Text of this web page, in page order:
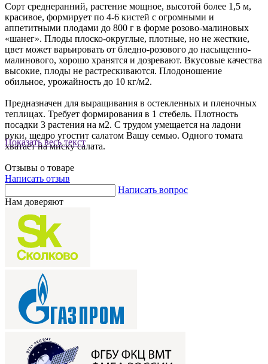
Показать весь текст
Сорт среднеранний, растение мощное, высотой более 1,5 м,
красивое, формирует по 4-6 кистей с огромными и
аппетитными плодами до 800 г в форме розово-малиновых
«шанег». Плоды плоско-округлые, плотные, но не жесткие,
цвет может варьировать от бледно-розового до насыщенно-
малинового, хорошо хранятся и дозревают. Вкусовые качества
высокие, плоды не растрескиваются. Плодоношение
обильное, урожайность до 10 кг/м2.
Предназначен для выращивания в остекленных и пленочных
теплицах. Требует формирования в 1 стебель. Плотность
посадки 3 растения на м2. С трудом умещается на ладони
руки, щедро угостит салатом Вашу семью. Одного томата
хватает на миску салата.
Отзывы о товаре
Написать отзыв
Написать вопрос
Нам доверяют